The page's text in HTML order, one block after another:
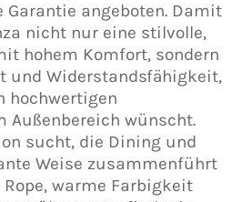
Garantie angeboten. Damit
nicht nur eine stilvolle,
hohem Komfort, sondern
und Widerstandsfähigkeit,
hochwertigen
Außenbereich wünscht.
sucht, die Dining und
Weise zusammenführt
warme Farbigkeit